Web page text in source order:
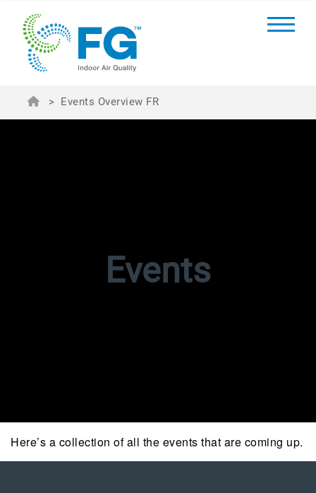
> Events Overview FR
Events
Here’s a collection of all the events that are coming up.